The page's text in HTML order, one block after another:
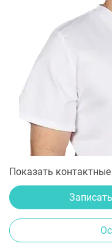
Показать